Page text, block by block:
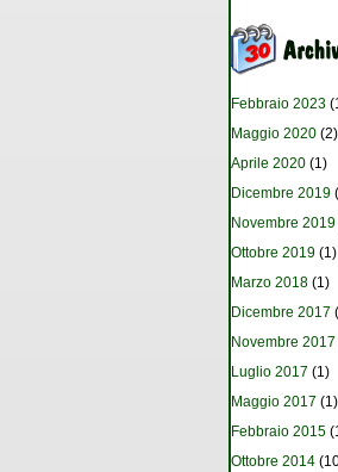
Febbraio 2023
Maggio 2020 (2)
Aprile 2020 (1)
Dicembre 2019
Novembre 2019
Ottobre 2019 (1)
Marzo 2018 (1)
Dicembre 2017
Novembre 2017
Luglio 2017 (1)
Maggio 2017 (1)
Febbraio 2015
Ottobre 2014